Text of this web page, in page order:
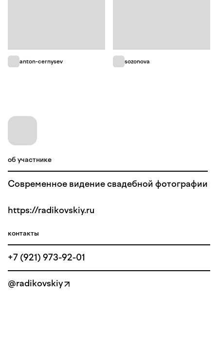
anton-cernysev sozonova
об участнике
Современное видение свадебной фотографии
https://radikovskiy.ru
контакты
+7 (921) 973-92-01
@radikovskiy